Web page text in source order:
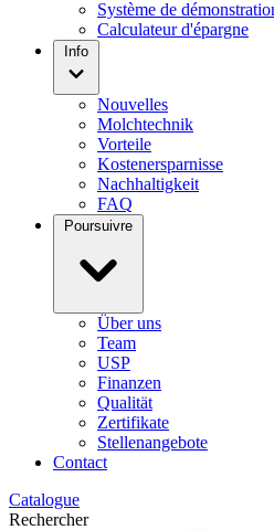
Système de
Calculateur d'épargne
Info
Nouvelles
Molchtechnik
Vorteile
Kostenersparnisse
Nachhaltigkeit
FAQ
Poursuivre
Über uns
Team
USP
Finanzen
Qualität
Zertifikate
Stellenangebote
Contact
Catalogue
Rechercher